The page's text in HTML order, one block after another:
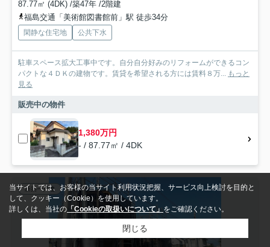
87.77㎡ (4DK) /築47年 /2階建
福島交通「美術館図書館前」駅 徒歩34分
閑静な住宅地 公共下水
駐車スペース拡大工事中です。自分自分好みのリフォームができるコン
パクトな４ＤＫの建物です。賃貸を希望される方には賃料８万...
もっと
見る
販売中の物件
1,380万円
- / 87.77㎡ / 4DK
新築一戸建
当サイトでは、お客様の当サイト利用状況把握、サービス向上検討を目的と
して、クッキー（Cookie）を使用しています。
詳しくは、当社の 「Cookieの取扱いについて」 をご確認ください。
閉じる